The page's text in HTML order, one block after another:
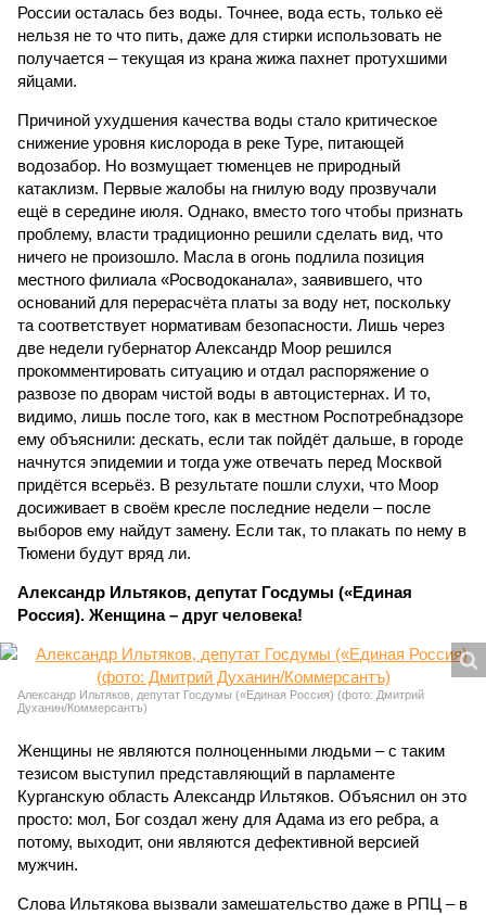
России осталась без воды. Точнее, вода есть, только её
нельзя не то что пить, даже для стирки использовать не
получается – текущая из крана жижа пахнет протухшими
яйцами.
Причиной ухудшения качества воды стало критическое
снижение уровня кислорода в реке Туре, питающей
водозабор. Но возмущает тюменцев не природный
катаклизм. Первые жалобы на гнилую воду прозвучали
ещё в середине июля. Однако, вместо того чтобы признать
проблему, власти традиционно решили сделать вид, что
ничего не произошло. Масла в огонь подлила позиция
местного филиала «Росводоканала», заявившего, что
оснований для перерасчёта платы за воду нет, поскольку
та соответствует нормативам безопасности. Лишь через
две недели губернатор Александр Моор решился
прокомментировать ситуацию и отдал распоряжение о
развозе по дворам чистой воды в автоцистернах. И то,
видимо, лишь после того, как в местном Роспотребнадзоре
ему объяснили: дескать, если так пойдёт дальше, в городе
начнутся эпидемии и тогда уже отвечать перед Москвой
придётся всерьёз. В результате пошли слухи, что Моор
досиживает в своём кресле последние недели – после
выборов ему найдут замену. Если так, то плакать по нему в
Тюмени будут вряд ли.
Александр Ильтяков, депутат Госдумы («Единая
Россия). Женщина – друг человека!
Александр Ильтяков, депутат Госдумы («Единая Россия) (фото: Дмитрий
Духанин/Коммерсантъ)
Женщины не являются полноценными людьми – с таким
тезисом выступил представляющий в парламенте
Курганскую область Александр Ильтяков. Объяснил он это
просто: мол, Бог создал жену для Адама из его ребра, а
потому, выходит, они являются дефективной версией
мужчин.
Слова Ильтякова вызвали замешательство даже в РПЦ – в